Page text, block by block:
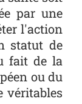
par une
l'action
statut de
fait de la
ou du
véritables